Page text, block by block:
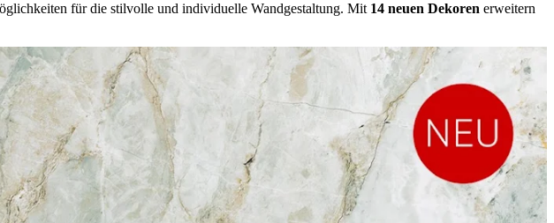
für die stilvolle und individuelle Wandgestaltung. Mit 14 neuen Dekoren erweitern